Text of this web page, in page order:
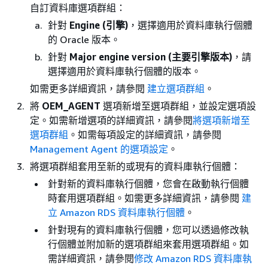
自訂資料庫選項群組：
針對 Engine (引擎) ，選擇適用於資料庫執行個體
的 Oracle 版本。
針對 Major engine version (主要引擎版本) ，請
選擇適用於資料庫執行個體的版本。
如需更多詳細資訊，請參閱 建立選項群組 。
將 OEM_AGENT 選項新增至選項群組，並設定選項設
定。如需新增選項的詳細資訊，請參閱將選項新增至
選項群組 。如需每項設定的詳細資訊，請參閱
Management Agent 的選項設定 。
將選項群組套用至新的或現有的資料庫執行個體：
針對新的資料庫執行個體，您會在啟動執行個體
時套用選項群組。如需更多詳細資訊，請參閱 建
立 Amazon RDS 資料庫執行個體 。
針對現有的資料庫執行個體，您可以透過修改執
行個體並附加新的選項群組來套用選項群組。如
需詳細資訊，請參閱修改 Amazon RDS 資料庫執